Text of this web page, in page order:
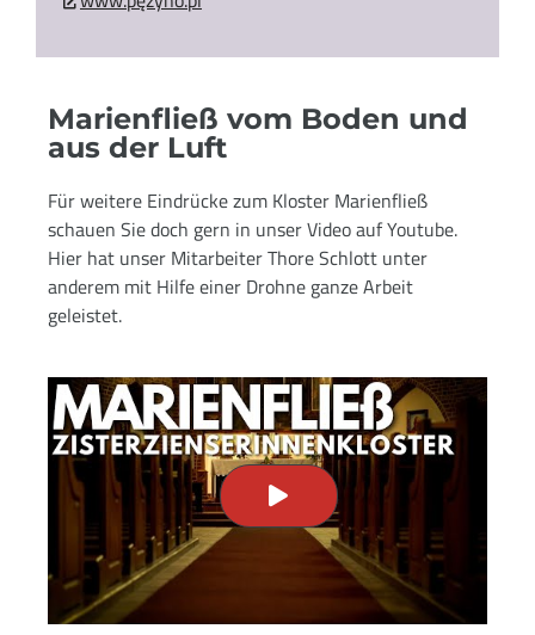
Marienfließ vom Boden und
aus der Luft
Für weitere Eindrücke zum Kloster Marienfließ
schauen Sie doch gern in unser Video auf Youtube.
Hier hat unser Mitarbeiter Thore Schlott unter
anderem mit Hilfe einer Drohne ganze Arbeit
geleistet.